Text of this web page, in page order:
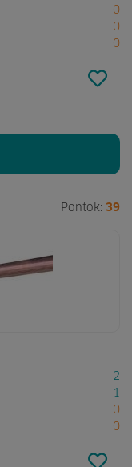
0
0
0
Pontok: 39
2
1
0
0